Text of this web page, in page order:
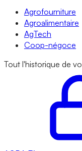
Agrofourniture
Agroalimentaire
AgTech
Coop-négoce
Tout l'historique de